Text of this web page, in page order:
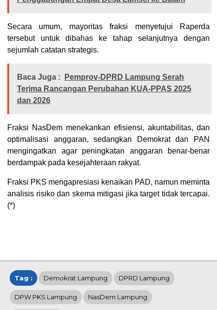
Secara umum, mayoritas fraksi menyetujui Raperda
tersebut untuk dibahas ke tahap selanjutnya dengan
sejumlah catatan strategis.
Baca Juga :
Pemprov-DPRD Lampung Serah
Terima Rancangan Perubahan KUA-PPAS 2025
dan 2026
Fraksi NasDem menekankan efisiensi, akuntabilitas, dan
optimalisasi anggaran, sedangkan Demokrat dan PAN
mengingatkan agar peningkatan anggaran benar-benar
berdampak pada kesejahteraan rakyat.
Fraksi PKS mengapresiasi kenaikan PAD, namun meminta
analisis risiko dan skema mitigasi jika target tidak tercapai.
(*)
Tag : Demokrat Lampung DPRD Lampung
DPW PKS Lampung NasDem Lampung